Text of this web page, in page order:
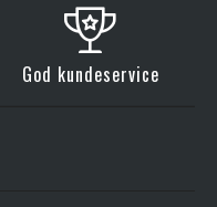
God kundeservice